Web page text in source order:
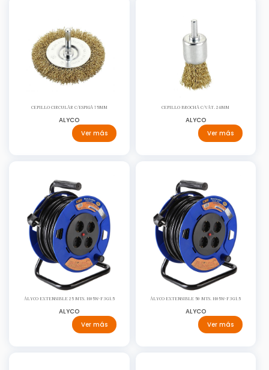
CEPILLO CIRCULAR C/ESPIGA 75MM
ALYCO
Ver más
CEPILLO BROCHA C/VAT. 24MM
ALYCO
Ver más
ALYCO EXTENSIBLE 25 MTS. H05W-F 3G1.5
ALYCO
Ver más
ALYCO EXTENSIBLE 50 MTS. H05W-F 3G1.5
ALYCO
Ver más